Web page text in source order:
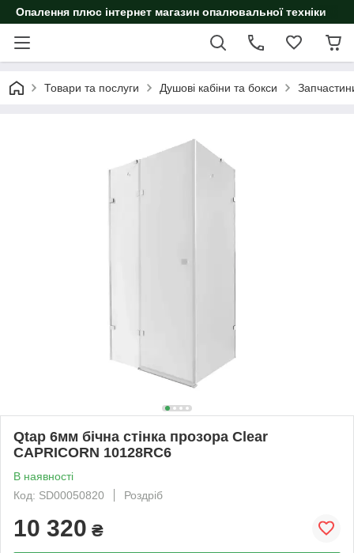
Опалення плюс інтернет магазин опалювальної техніки
Товари та послуги Душові кабіни та бокси
Qtap 6мм бічна стінка прозора Clear
CAPRICORN 10128RC6
В наявності
Код: SD00050820
Роздріб
10 320 ₴